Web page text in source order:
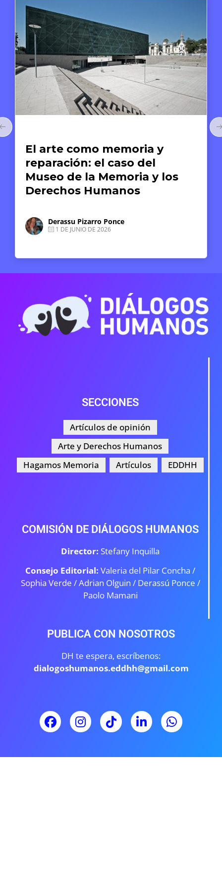
El arte como memoria y
reparación: el caso del
Museo de la Memoria y los
Derechos Humanos
Derassu Pizarro Ponce
1 DE JUNIO DE 2026
SECCIONES
Artículos de opinión
Arte y Derechos Humanos
Hagamos Memoria
Artículos EDDHH
COMISIÓN DE DIÁLOGOS HUMANOS
Director: Stefany Inquilla
Consejo Editorial: Valeria del Pilar Concha /
Sophia Verde /Adrian Olguin / Derassú Ponce /
Paolo Mamani
PUBLICA CON NOSOTROS
DH te espera, escríbenos:
dialogoshumanos.eddhh@gmail.com